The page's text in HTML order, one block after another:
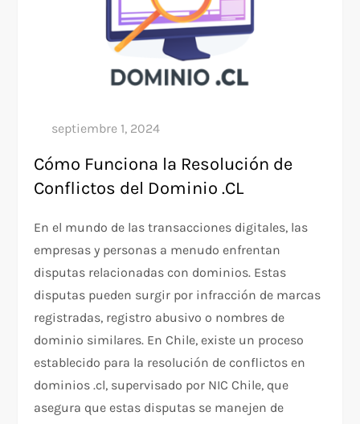
Cómo Funciona la Resolución de
Conflictos del Dominio .CL
En el mundo de las transacciones digitales, las
empresas y personas a menudo enfrentan
disputas relacionadas con dominios. Estas
disputas pueden surgir por infracción de marcas
registradas, registro abusivo o nombres de
dominio similares. En Chile, existe un proceso
establecido para la resolución de conflictos en
dominios .cl, supervisado por NIC Chile, que
asegura que estas disputas se manejen de